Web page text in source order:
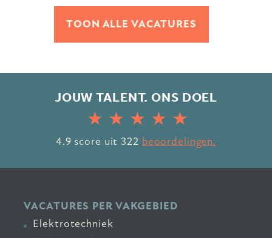
TOON ALLE VACATURES
JOUW TALENT. ONS DOEL
4.9 score uit 322 beoordelingen.
VACATURES PER VAKGEBIED
Elektrotechniek